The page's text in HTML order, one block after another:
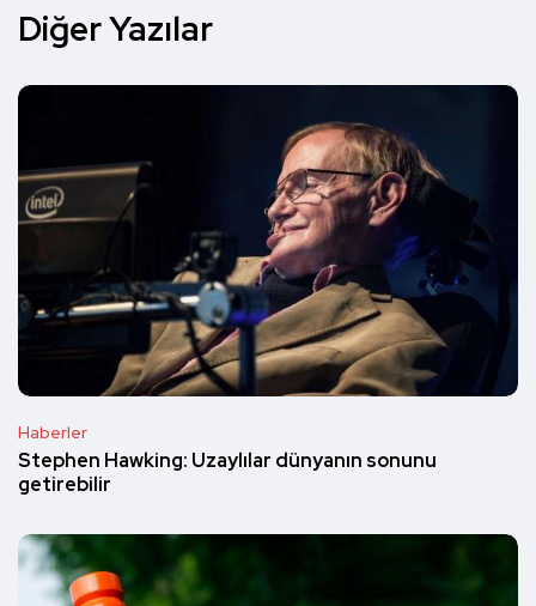
Diğer Yazılar
Haberler
Stephen Hawking: Uzaylılar dünyanın sonunu
getirebilir